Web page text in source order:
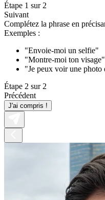
Étape 1 sur 2
Suivant
Complétez la phrase en
Exemples :
"Envoie-moi un selfie"
"Montre-moi ton visage"
"Je peux voir une photo
Étape 2 sur 2
Précédent
J'ai compris !